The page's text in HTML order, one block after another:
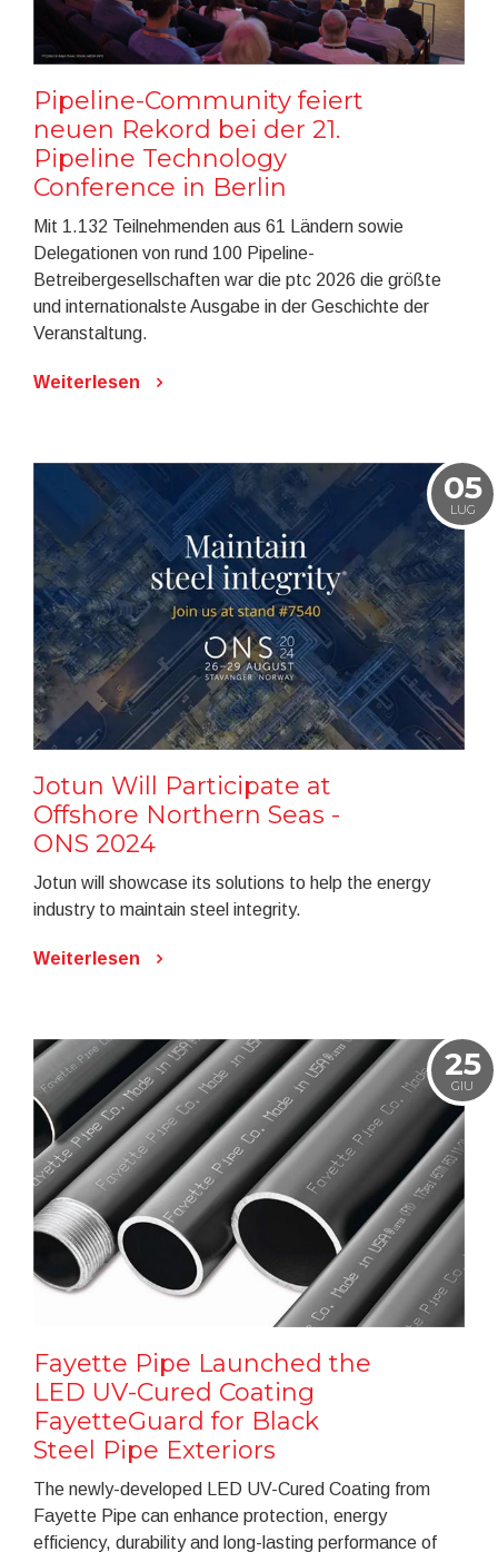
Pipeline-Community feiert
neuen Rekord bei der 21.
Pipeline Technology
Conference in Berlin
Mit 1.132 Teilnehmenden aus 61 Ländern sowie
Delegationen von rund 100 Pipeline-
Betreibergesellschaften war die ptc 2026 die größte
und internationalste Ausgabe in der Geschichte der
Veranstaltung.
Weiterlesen
05
LUG
Jotun Will Participate at
Offshore Northern Seas -
ONS 2024
Jotun will showcase its solutions to help the energy
industry to maintain steel integrity.
Weiterlesen
25
GIU
Fayette Pipe Launched the
LED UV-Cured Coating
FayetteGuard for Black
Steel Pipe Exteriors
The newly-developed LED UV-Cured Coating from
Fayette Pipe can enhance protection, energy
efficiency, durability and long-lasting performance of